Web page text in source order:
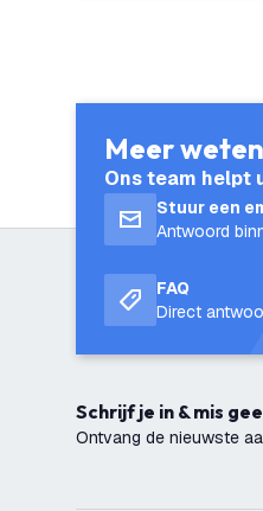
Meer
Ons team helpt
Stuur een
Antwoord
FAQ
Direct
Schrijf je in & mis
Ontvang de nieuwste